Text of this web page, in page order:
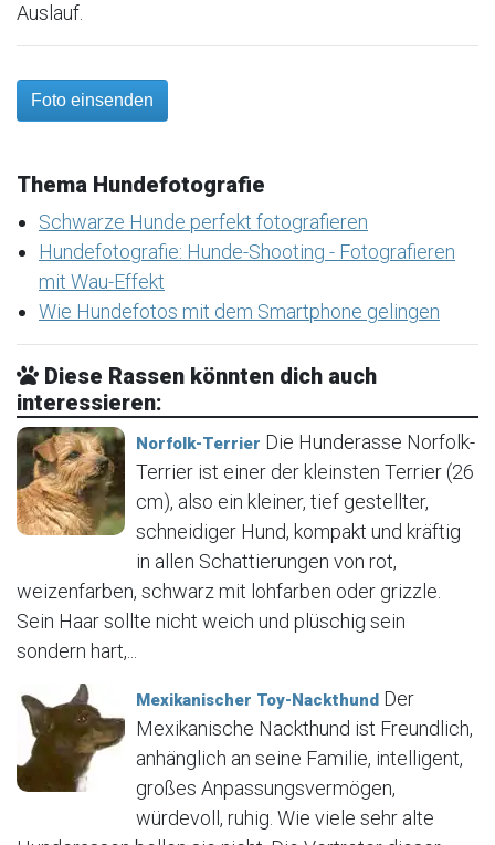
Auslauf.
Foto einsenden
Thema Hundefotografie
Schwarze Hunde perfekt fotografieren
Hundefotografie: Hunde-Shooting - Fotografieren
mit Wau-Effekt
Wie Hundefotos mit dem Smartphone gelingen
Diese Rassen könnten dich auch
interessieren:
Norfolk-Terrier Die Hunderasse Norfolk-
Terrier ist einer der kleinsten Terrier (26
cm), also ein kleiner, tief gestellter,
schneidiger Hund, kompakt und kräftig
in allen Schattierungen von rot,
weizenfarben, schwarz mit lohfarben oder grizzle.
Sein Haar sollte nicht weich und plüschig sein
sondern hart,...
Mexikanischer Toy-Nackthund Der
Mexikanische Nackthund ist Freundlich,
anhänglich an seine Familie, intelligent,
großes Anpassungsvermögen,
würdevoll, ruhig. Wie viele sehr alte